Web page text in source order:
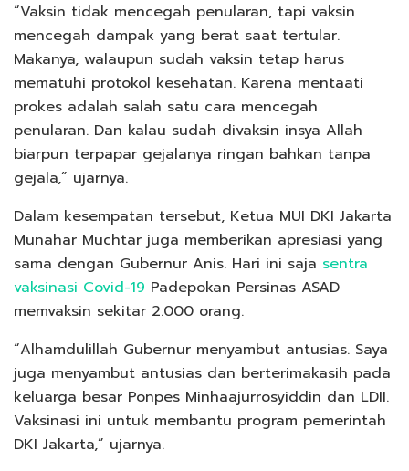
“Vaksin tidak mencegah penularan, tapi vaksin
mencegah dampak yang berat saat tertular.
Makanya, walaupun sudah vaksin tetap harus
mematuhi protokol kesehatan. Karena mentaati
prokes adalah salah satu cara mencegah
penularan. Dan kalau sudah divaksin insya Allah
biarpun terpapar gejalanya ringan bahkan tanpa
gejala,” ujarnya.
Dalam kesempatan tersebut, Ketua MUI DKI Jakarta
Munahar Muchtar juga memberikan apresiasi yang
sama dengan Gubernur Anis. Hari ini saja sentra
vaksinasi Covid-19 Padepokan Persinas ASAD
memvaksin sekitar 2.000 orang.
“Alhamdulillah Gubernur menyambut antusias. Saya
juga menyambut antusias dan berterimakasih pada
keluarga besar Ponpes Minhaajurrosyiddin dan LDII.
Vaksinasi ini untuk membantu program pemerintah
DKI Jakarta,” ujarnya.